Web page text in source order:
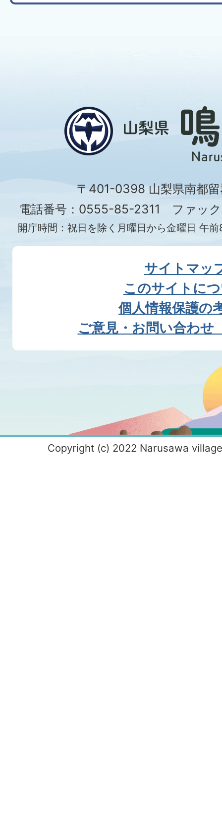
〒401-0398 山梨県南都
電話番号：0555-85-2311 ファッ
開庁時間：祝日を除く月曜日から金曜日 午
サイトマッ
このサイトに
個人情報保護の
ご意見・お問い合わせ
Copyright (c) 2022 Narusawa